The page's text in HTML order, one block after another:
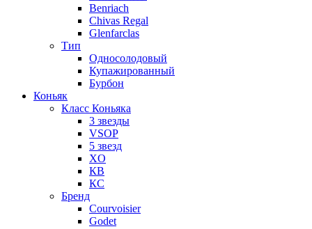
Benriach
Chivas Regal
Glenfarclas
Тип
Односолодовый
Купажированный
Бурбон
Коньяк
Класс Коньяка
3 звезды
VSOP
5 звезд
XO
КВ
КС
Бренд
Courvoisier
Godet